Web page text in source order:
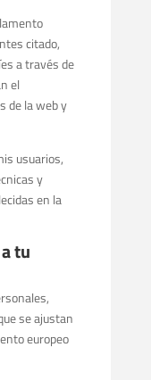
citado,
a través de
el
de la web y
usuarios,
y
en la
tu
se ajustan
europeo